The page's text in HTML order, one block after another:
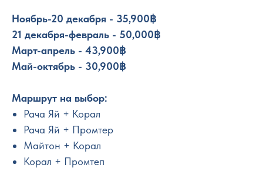
Ноябрь-20 декабря - 35,900฿
21 декабря-февраль - 50,000฿
Март-апрель - 43,900฿
Май-октябрь - 30,900฿
Маршрут на выбор:
Рача Яй + Корал
Рача Яй + Промтер
Майтон + Корал
Корал + Промтеп